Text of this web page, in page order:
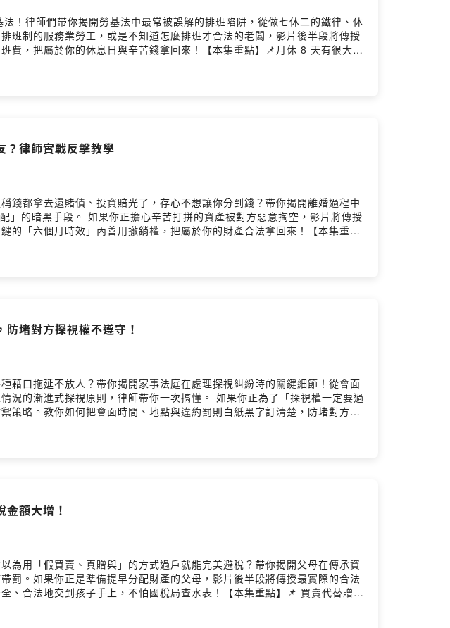
！律師們帶你揭開勞基法中最常被誤解的排班陷阱，從做七休二的鐵律、休
班制的服務業勞工，或是不知道怎麼排班才合法的老闆，影片後半段將傳授
費，把屬於你的休息日與辛苦錢拿回來！【本集重點】📌月休 8 天有很大的
楊繼証 Ray律師官網：https://acelaw58885.com李珮瑄 Kelly律師官
？律師實戰反擊教學
錢都拿去還賭債、投資賠光了，存心不想讓你分到錢？帶你揭開離婚過程中
的暗黑手段。 如果你正擔心辛苦打拼的資產被對方惡意掏空，影片將傳授
的「六個月時效」內善用撤銷權，把屬於你的財產合法拿回來！【本集重
律師官網：https://acelaw58885.comKelly律師官網：
堵對方探視權不遵守！
藉口拖延不放人？帶你揭開家事法庭在處理探視糾紛時的關鍵細節！從會面
況的漸進式探視原則，律師帶你一次搞懂。 如果你正為了「探視權一定要過
策略。教你如何把會面時間、地點與違約罰則白紙黑字訂清楚，防堵對方鑽
你對這一集的想法歡迎來信與我們聯繫：lawyerbartalks@gmail.com楊繼
額大增！
為用「假買賣、真贈與」的方式過戶就能完美避稅？帶你揭開父母在傳承資
罰。如果你正是準備提早分配財產的父母，影片後半段將傳授最實際的合法
、合法地交到孩子手上，不怕國稅局查水表！【本集重點】📌 買賣代替贈
師官網：https://acelaw58885.com李珮瑄 Kelly律師官網：